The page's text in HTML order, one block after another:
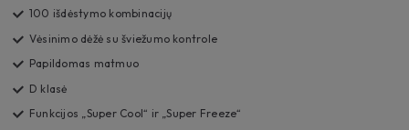
100 išdėstymo kombinacijų
Vėsinimo dėžė su šviežumo kontrole
Papildomas matmuo
D klasė
Funkcijos „Super Cool“ ir „Super Freeze“